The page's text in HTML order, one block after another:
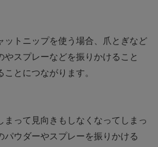
ットニップを使う場合、爪とぎなど
スプレーなどを振りかけること
とにつながります。
って見向きもしなくなってしまっ
パウダーやスプレーを振りかける